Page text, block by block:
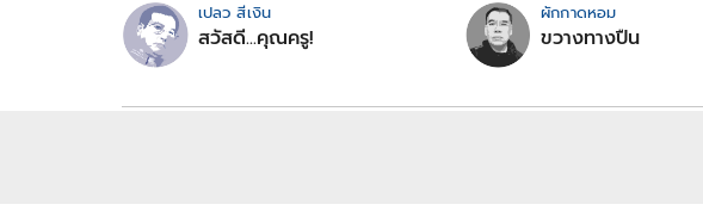
เปลว สีเงิน
สวัสดี...คุณครู!
ผักกาดหอม
ขวางทางปืน